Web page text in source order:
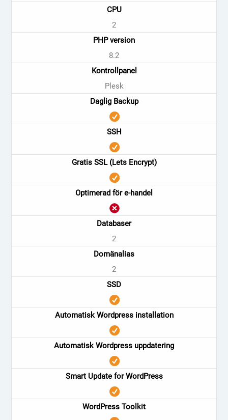
CPU
2
PHP version
8.2
Kontrollpanel
Plesk
Daglig Backup
SSH
Gratis SSL (Lets Encrypt)
Optimerad för e-handel
Databaser
2
Domänalias
2
SSD
Automatisk Wordpress installation
Automatisk Wordpress uppdatering
Smart Update for WordPress
WordPress Toolkit